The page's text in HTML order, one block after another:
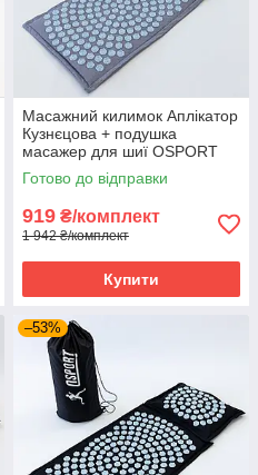
Масажний килимок Аплікатор
Кузнєцова + подушка
масажер для шиї OSPORT
Lotus Mat Eco (apl-020) Сіро-
небесний
Готово до відправки
919 ₴/комплект
1 942 ₴/комплект
Купити
–53%